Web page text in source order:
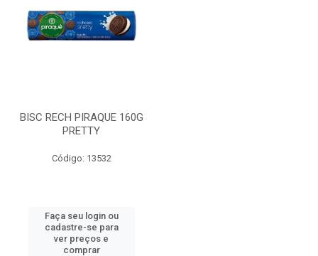
BISC RECH PIRAQUE 160G
PRETTY
Código: 13532
Faça seu login ou
cadastre-se para
ver preços e
comprar